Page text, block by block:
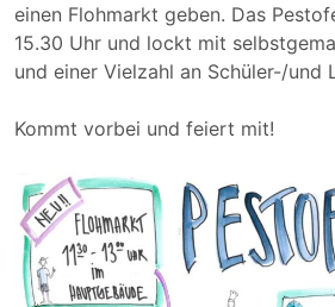
einen Flohmarkt geben. Das
15.30 Uhr und lockt mit
und einer Vielzahl an Schüler-/und
Kommt vorbei und feiert mit!